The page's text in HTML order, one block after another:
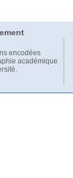
encodées
académique